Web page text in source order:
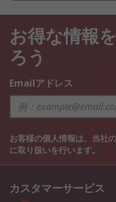
お得な情報
ろう
Emailアドレス
お客様の個人情報は、当社の
に取り扱いを行います。
カスタマーサービス